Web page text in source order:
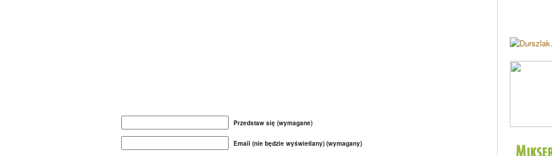
Przedstaw się (wymagane)
Email (nie będzie wyświetlany) (wymagany)